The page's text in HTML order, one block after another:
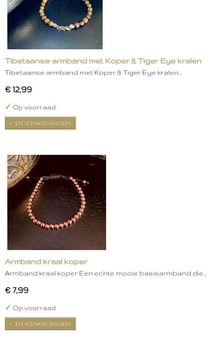
Tibetaanse armband met Koper & Tiger Eye kralen
Tibetaanse armband met Koper & Tiger Eye kralen…
€ 12,99
✓ Op voorraad
IN WINKELWAGEN
Armband kraal koper
Armband kraal koper Een echte mooie basisarmband die…
€ 7,99
✓ Op voorraad
IN WINKELWAGEN